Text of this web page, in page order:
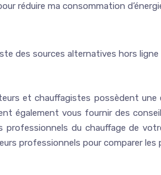
réduire ma consommation
des sources alternatives hors ligne
et chauffagistes possèdent
également vous fournir des
du chauffage de
professionnels pour comparer les